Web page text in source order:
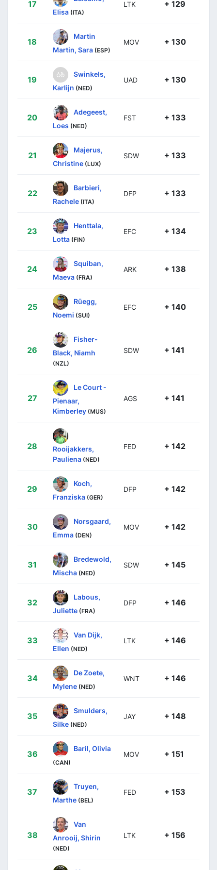
17
Elisa (ITA)
LTK + 129
18
Martin
Martin, Sara (ESP)
MOV + 130
19
Swinkels,
Karlijn (NED)
UAD + 130
20
Adegeest,
Loes (NED)
FST + 133
21
Majerus,
Christine (LUX)
SDW + 133
22
Barbieri,
Rachele (ITA)
DFP + 133
23
Henttala,
Lotta (FIN)
EFC + 134
24
Squiban,
Maeva (FRA)
ARK + 138
25
Rüegg,
Noemi (SUI)
EFC + 140
26
Fisher-
Black, Niamh
(NZL)
SDW + 141
27
Le Court -
Pienaar,
Kimberley (MUS)
AGS + 141
28
Rooijakkers,
Pauliena (NED)
FED + 142
29
Koch,
Franziska (GER)
DFP + 142
30
Norsgaard,
Emma (DEN)
MOV + 142
31
Bredewold,
Mischa (NED)
SDW + 145
32
Labous,
Juliette (FRA)
DFP + 146
33
Van Dijk,
Ellen (NED)
LTK + 146
34
De Zoete,
Mylene (NED)
WNT + 146
35
Smulders,
Silke (NED)
JAY + 148
36
Baril, Olivia
(CAN)
MOV + 151
37
Truyen,
Marthe (BEL)
FED + 153
38
Van
Anrooij, Shirin
(NED)
LTK + 156